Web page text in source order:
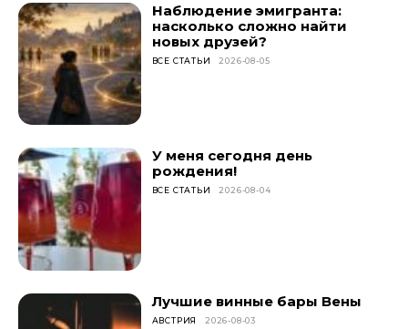
Наблюдение эмигранта:
насколько сложно найти
новых друзей?
ВСЕ СТАТЬИ 2026-08-05
У меня сегодня день
рождения!
ВСЕ СТАТЬИ 2026-08-04
Лучшие винные бары Вены
АВСТРИЯ 2026-08-03